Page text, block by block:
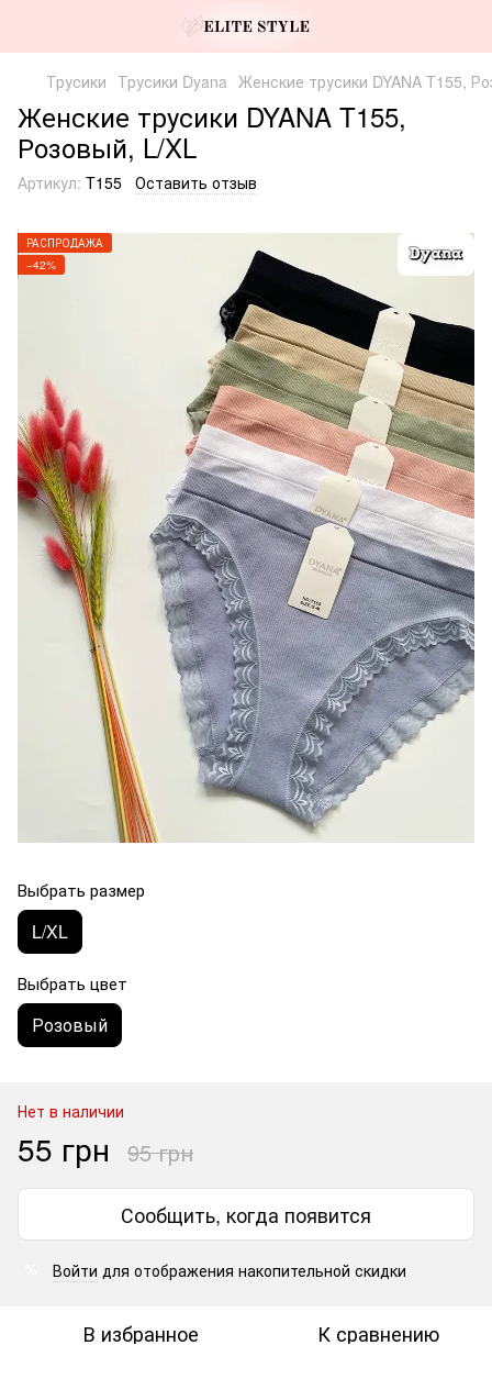
Трусики Трусики Dyana Женские трусики DYANA T155,
Женские трусики DYANA T155,
Розовый, L/XL
Артикул: T155 Оставить отзыв
РАСПРОДАЖА
−42%
Выбрать размер
L/XL
Выбрать цвет
Розовый
Нет в наличии
55 грн 95 грн
Сообщить, когда появится
Войти для отображения накопительной скидки
В избранное К сравнению